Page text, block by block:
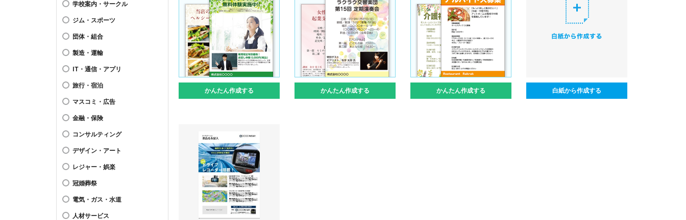
学校案内・サークル
ジム・スポーツ
団体・組合
製造・運輸
IT・通信・アプリ
旅行・宿泊
マスコミ・広告
金融・保険
コンサルティング
デザイン・アート
レジャー・娯楽
冠婚葬祭
電気・ガス・水道
人材サービス
かんたん作成する かんたん作成する かんたん作成する 白紙から作成する